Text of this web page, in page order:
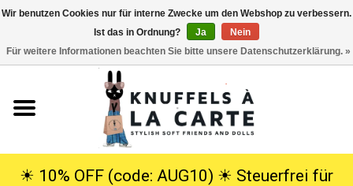
Kuscheltiere
☀︎ 10% OFF (code: AUG10) ☀︎ Steuerfrei für
Wir benutzen Cookies nur für interne Zwecke um den Webshop zu verbessern.
Ist das in Ordnung?
Ja
Nein
Für weitere Informationen beachten Sie bitte unsere Datenschutzerklärung. »